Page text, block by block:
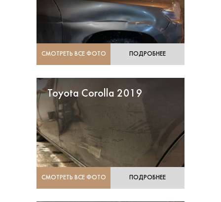
СМОТРЕТЬ ВСЕ ФОТО ПОДРОБНЕЕ
Toyota Corolla 2019
СМОТРЕТЬ ВСЕ ФОТО ПОДРОБНЕЕ